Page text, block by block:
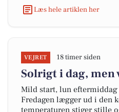
Læs hele artiklen her
VEJRET 18 timer siden
Solrigt i dag,
Mild start, lun
Fredagen lægger ud i den
temperaturen stiger stille